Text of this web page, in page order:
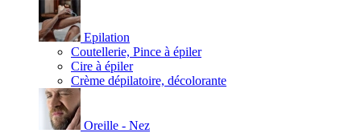
Epilation
Coutellerie, Pince à épiler
Cire à épiler
Crème dépilatoire, décolorante
Oreille - Nez